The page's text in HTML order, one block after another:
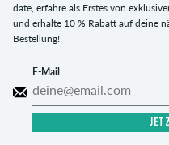
date, erfahre als Erstes von
und erhalte 10 % Rabatt auf deine
Bestellung!
E-Mail